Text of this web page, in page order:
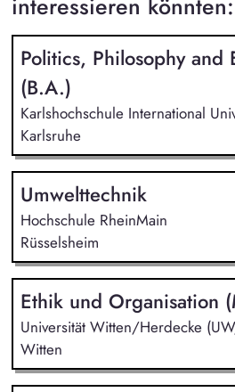
Politics, Philosophy and
(B.A.)
Karlshochschule International
Karlsruhe
Umwelttechnik
Hochschule RheinMain
Rüsselsheim
Ethik und Organisation
Universität Witten/Herdecke
Witten